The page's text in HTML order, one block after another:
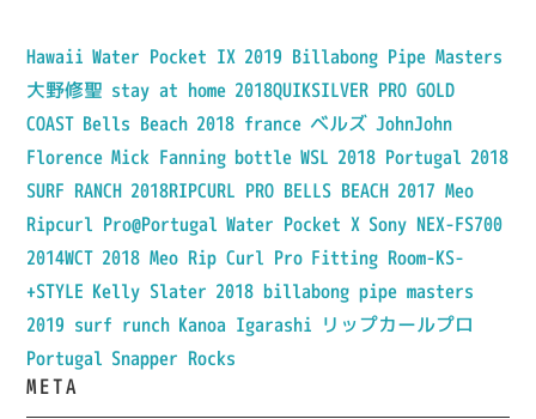
Hawaii Water Pocket IX 2019 Billabong Pipe Masters
大野修聖 stay at home 2018QUIKSILVER PRO GOLD
COAST Bells Beach 2018 france ベルズ JohnJohn
Florence Mick Fanning bottle WSL 2018 Portugal 2018
SURF RANCH 2018RIPCURL PRO BELLS BEACH 2017 Meo
Ripcurl Pro@Portugal Water Pocket X Sony NEX-FS700
2014WCT 2018 Meo Rip Curl Pro Fitting Room-KS-
+STYLE Kelly Slater 2018 billabong pipe masters
2019 surf runch Kanoa Igarashi リップカールプロ
Portugal Snapper Rocks
META